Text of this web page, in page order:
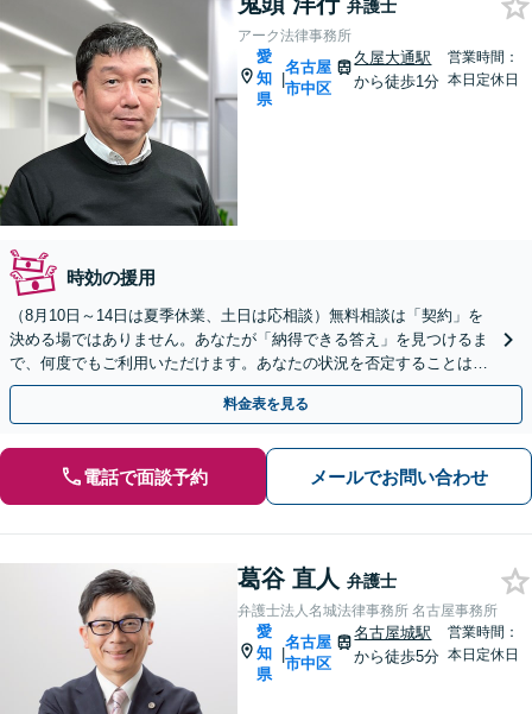
弁護士
アーク法律事務所
愛
知
県
|
名古屋
市中区
久屋大通駅
から徒歩1分
営業時間：
本日定休日
時効の援用
（8月10日～14日は夏季休業、土日は応相談）無料相談は「契約」を
決める場ではありません。あなたが「納得できる答え」を見つけるま
で、何度でもご利用いただけます。あなたの状況を否定することは、
決してありません。どうぞ、ご安心ください。
料金表を見る
電話で面談予約 メールでお問い合わせ
葛谷 直人 弁護士
弁護士法人名城法律事務所 名古屋事務所
愛
知
県
|
名古屋
市中区
名古屋城駅
から徒歩5分
営業時間：
本日定休日